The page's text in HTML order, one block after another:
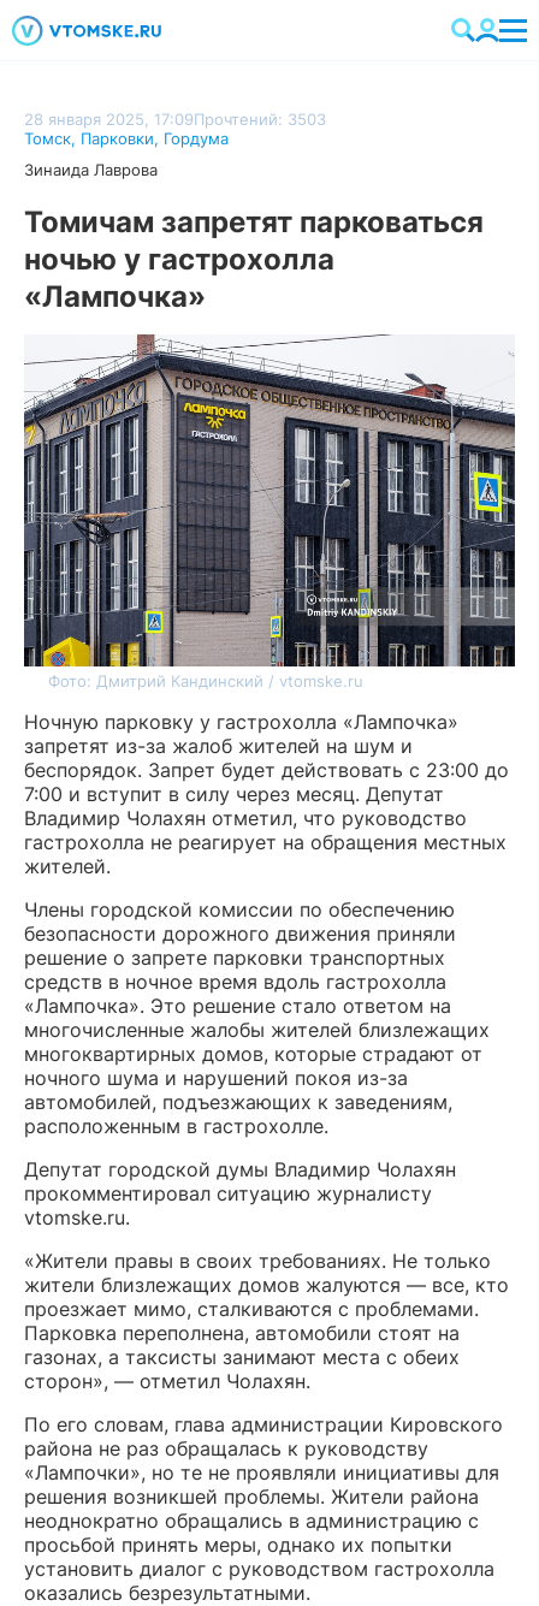
28 января 2025, 17:09Прочтений: 3503
Томск, Парковки, Гордума
Зинаида Лаврова
Томичам запретят парковаться
ночью у гастрохолла
«Лампочка»
Фото: Дмитрий Кандинский / vtomske.ru
Ночную парковку у гастрохолла «Лампочка»
запретят из-за жалоб жителей на шум и
беспорядок. Запрет будет действовать с 23:00 до
7:00 и вступит в силу через месяц. Депутат
Владимир Чолахян отметил, что руководство
гастрохолла не реагирует на обращения местных
жителей.
Члены городской комиссии по обеспечению
безопасности дорожного движения приняли
решение о запрете парковки транспортных
средств в ночное время вдоль гастрохолла
«Лампочка». Это решение стало ответом на
многочисленные жалобы жителей близлежащих
многоквартирных домов, которые страдают от
ночного шума и нарушений покоя из-за
автомобилей, подъезжающих к заведениям,
расположенным в гастрохолле.
Депутат городской думы Владимир Чолахян
прокомментировал ситуацию журналисту
vtomske.ru.
«Жители правы в своих требованиях. Не только
жители близлежащих домов жалуются — все, кто
проезжает мимо, сталкиваются с проблемами.
Парковка переполнена, автомобили стоят на
газонах, а таксисты занимают места с обеих
сторон», — отметил Чолахян.
По его словам, глава администрации Кировского
района не раз обращалась к руководству
«Лампочки», но те не проявляли инициативы для
решения возникшей проблемы. Жители района
неоднократно обращались в администрацию с
просьбой принять меры, однако их попытки
установить диалог с руководством гастрохолла
оказались безрезультатными.